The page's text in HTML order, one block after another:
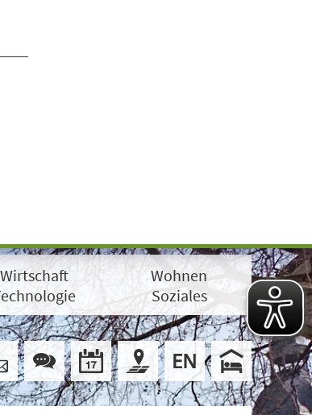
Wirtschaft
Wohnen
Soziales